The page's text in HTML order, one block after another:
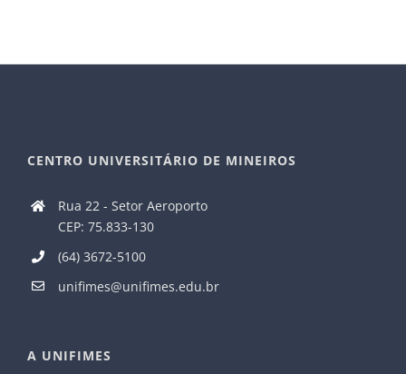
CENTRO UNIVERSITÁRIO DE MINEIROS
Rua 22 - Setor Aeroporto
CEP: 75.833-130
(64) 3672-5100
unifimes@unifimes.edu.br
A UNIFIMES